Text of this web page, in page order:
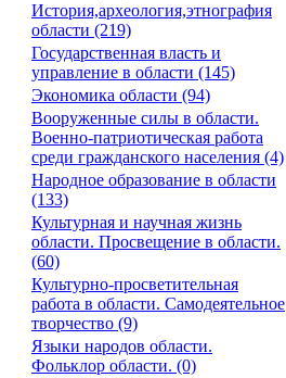
История,археология,этнография
области (219)
Государственная власть и
управление в области (145)
Экономика области (94)
Вооруженные силы в области.
Военно-патриотическая работа
среди гражданского населения (4)
Народное образование в области
(133)
Культурная и научная жизнь
области. Просвещение в области.
(60)
Культурно-просветительная
работа в области. Самодеятельное
творчество (9)
Языки народов области.
Фольклор области. (0)